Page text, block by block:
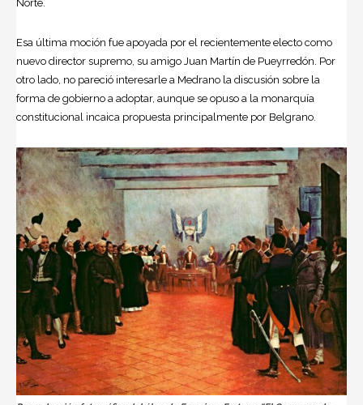
Norte.
Esa última moción fue apoyada por el recientemente electo como
nuevo director supremo, su amigo Juan Martín de Pueyrredón. Por
otro lado, no pareció interesarle a Medrano la discusión sobre la
forma de gobierno a adoptar, aunque se opuso a la monarquía
constitucional incaica propuesta principalmente por Belgrano.